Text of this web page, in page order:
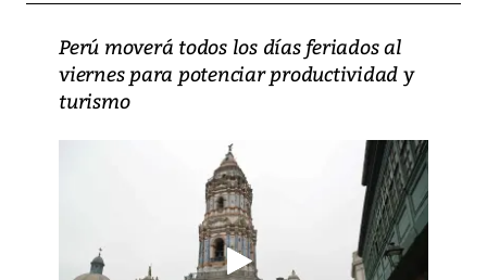
Perú moverá todos los días feriados al
viernes para potenciar productividad y
turismo